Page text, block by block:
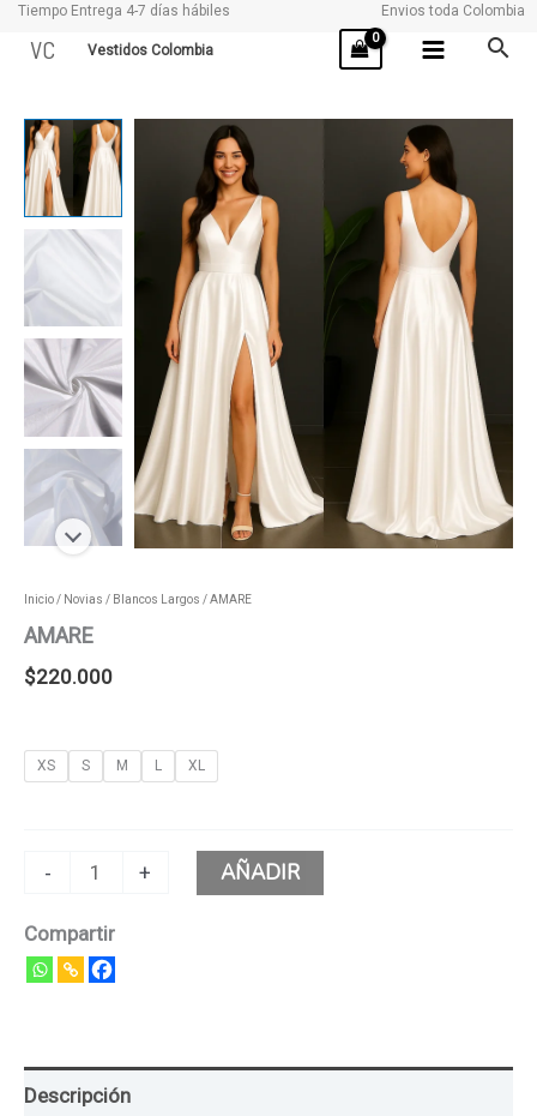
Tiempo Entrega 4-7 días hábiles Envios toda Colombia
VC Vestidos Colombia
Inicio/ Novias / Blancos Largos / AMARE
AMARE
$220.000
XS S M L XL
-
AMARE
cantidad
+ AÑADIR
Compartir
Descripción